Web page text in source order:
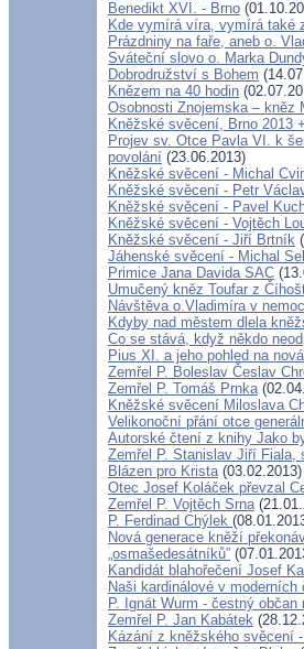
Benedikt XVI. - Brno
Kde vymírá víra, vymírá také
Prázdniny na faře, aneb o.
Sváteční slovo o. Marka
Dobrodružství s Bohem
Knězem na 40 hodin
Osobnosti Znojemska – kněz
Kněžské svěcení, Brno 2013
Projev sv. Otce Pavla VI. k
povolání (23.06.2013)
Kněžské svěcení - Michal
Kněžské svěcení - Petr
Kněžské svěcení - Pavel
Kněžské svěcení - Vojtěch
Kněžské svěcení - Jiří Brtník
Jáhenské svěcení - Michal
Primice Jana Davida SAC
Umučený kněz Toufar z
Návštěva o.Vladimíra v
Kdyby nad městem dlela
Co se stává, když někdo
Pius XI. a jeho pohled na
Zemřel P. Boleslav Česlav
Zemřel P. Tomáš Prnka
Kněžské svěcení Miloslava
Velikonoční přání otce
Autorské čtení z knihy Jako
Zemřel P. Stanislav Jiří Fiala,
Blázen pro Krista(03.02.2013)
Otec Josef Koláček převzal
Zemřel P. Vojtěch Srna
P. Ferdinad Chýlek
Nová generace kněží
„osmašedesátníků”
Kandidát blahořečení Josef
Naši kardinálové v
P. Ignát Wurm - čestný
Zemřel P. Jan Kabátek
Kázání z kněžského svěcení